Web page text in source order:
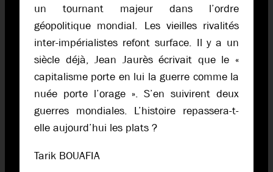
un tournant majeur dans l’ordre
géopolitique mondial. Les vieilles rivalités
inter-impérialistes refont surface. Il y a un
siècle déjà, Jean Jaurès écrivait que le «
capitalisme porte en lui la guerre comme la
nuée porte l’orage ». S’en suivirent deux
guerres mondiales. L’histoire repassera-t-
elle aujourd’hui les plats ?
Tarik BOUAFIA